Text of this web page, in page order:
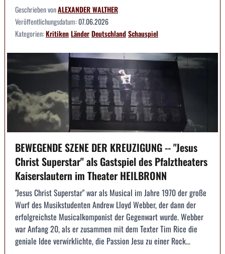
Geschrieben vonALEXANDER WALTHER
Veröffentlichungsdatum:07.06.2026
Kategorien:KritikenLänderDeutschlandSchauspiel
BEWEGENDE SZENE DER KREUZIGUNG -- "Jesus
Christ Superstar" als Gastspiel des Pfalztheaters
Kaiserslautern im Theater HEILBRONN
"Jesus Christ Superstar" war als Musical im Jahre 1970 der große
Wurf des Musikstudenten Andrew Lloyd Webber, der dann der
erfolgreichste Musicalkomponist der Gegenwart wurde. Webber
war Anfang 20, als er zusammen mit dem Texter Tim Rice die
geniale Idee verwirklichte, die Passion Jesu zu einer Rock...